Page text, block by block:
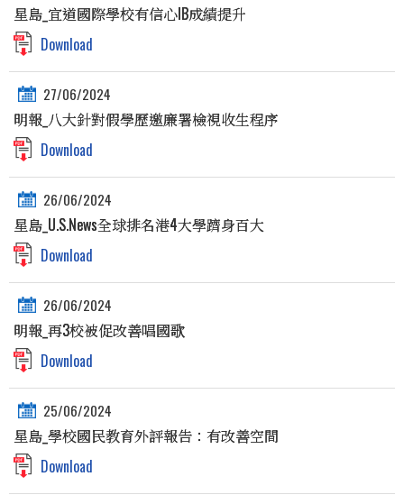
星島_宜道國際學校有信心IB成績提升
Download
27/06/2024
明報_八大針對假學歷邀廉署檢視收生程序
Download
26/06/2024
星島_U.S.News全球排名港4大學躋身百大
Download
26/06/2024
明報_再3校被促改善唱國歌
Download
25/06/2024
星島_學校國民教育外評報告：有改善空間
Download